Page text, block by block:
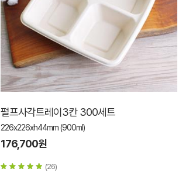
펄프사각트레이3칸 300세트
226x226xh44mm (900ml)
176,700원
(26)